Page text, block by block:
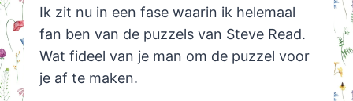
Ik zit nu in een fase waarin ik helemaal
fan ben van de puzzels van Steve Read.
Wat fideel van je man om de puzzel voor
je af te maken.